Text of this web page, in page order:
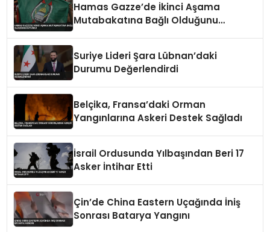
Hamas Gazze’de İkinci Aşama
Mutabakatına Bağlı Olduğunu
Suriye Lideri Şara Lübnan’daki
Durumu Değerlendirdi
Belçika, Fransa’daki Orman
Yangınlarına Askeri Destek Sağladı
İsrail Ordusunda Yılbaşından Beri 17
Asker İntihar Etti
Çin’de China Eastern Uçağında İniş
Sonrası Batarya Yangını